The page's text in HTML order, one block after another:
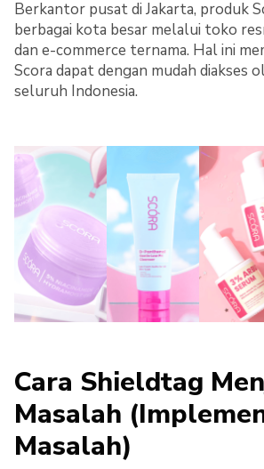
Berkantor pusat di Jakarta, produk
berbagai kota besar melalui toko
dan e-commerce ternama. Hal ini
Scora dapat dengan mudah diakses
seluruh Indonesia.
Cara Shieldtag
Masalah
Masalah)